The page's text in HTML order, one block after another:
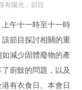
有陽光」節目
午十一時至十一時
節目探討相關的重
減少固體廢物的產
廚餘的問題，以及
有衣食日。本會日